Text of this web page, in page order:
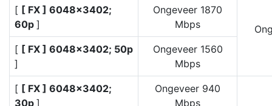
[ [ FX ] 6048×3402;
60p ]
Ongeveer 1870
Mbps
[ [ FX ] 6048×3402; 50p
]
Ongeveer 1560
Mbps
[ [ FX ] 6048×3402;
30p ]
Ongeveer 940
Mbps